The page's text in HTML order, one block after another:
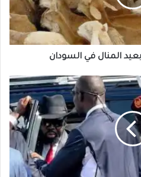
المنال في السودان